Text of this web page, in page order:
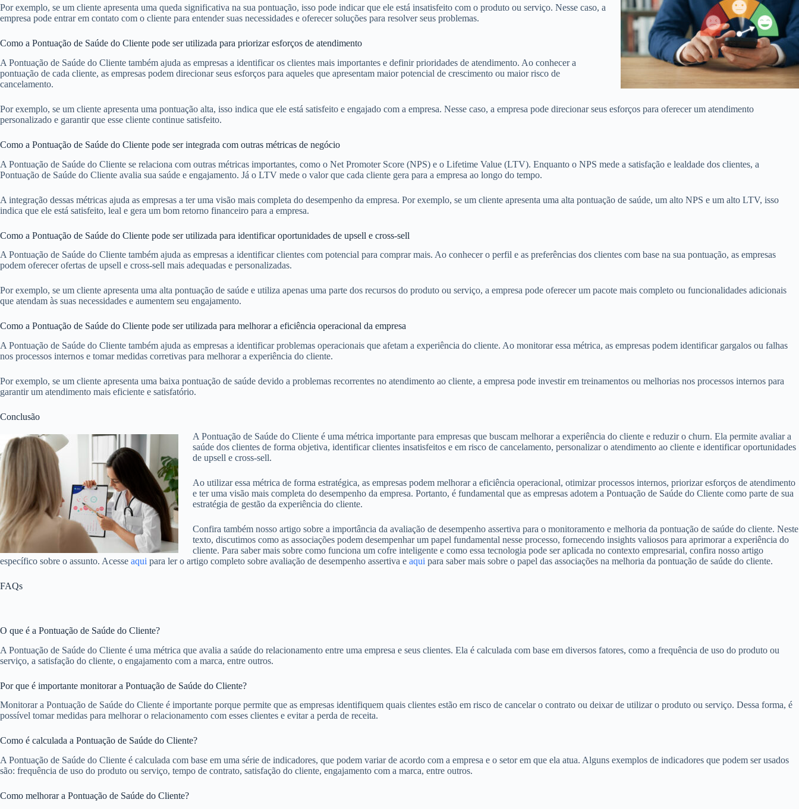
Por exemplo, se um cliente apresenta uma queda significativa na sua pontuação, isso pode indicar que ele está insatisfeito com o produto ou serviço. Nesse caso, a
empresa pode entrar em contato com o cliente para entender suas necessidades e oferecer soluções para resolver seus problemas.
Como a Pontuação de Saúde do Cliente pode ser utilizada para priorizar esforços de atendimento
A Pontuação de Saúde do Cliente também ajuda as empresas a identificar os clientes mais importantes e definir prioridades de atendimento. Ao conhecer a
pontuação de cada cliente, as empresas podem direcionar seus esforços para aqueles que apresentam maior potencial de crescimento ou maior risco de
cancelamento.
Por exemplo, se um cliente apresenta uma pontuação alta, isso indica que ele está satisfeito e engajado com a empresa. Nesse caso, a empresa pode direcionar seus esforços para oferecer um atendimento
personalizado e garantir que esse cliente continue satisfeito.
Como a Pontuação de Saúde do Cliente pode ser integrada com outras métricas de negócio
A Pontuação de Saúde do Cliente se relaciona com outras métricas importantes, como o Net Promoter Score (NPS) e o Lifetime Value (LTV). Enquanto o NPS mede a satisfação e lealdade dos clientes, a
Pontuação de Saúde do Cliente avalia sua saúde e engajamento. Já o LTV mede o valor que cada cliente gera para a empresa ao longo do tempo.
A integração dessas métricas ajuda as empresas a ter uma visão mais completa do desempenho da empresa. Por exemplo, se um cliente apresenta uma alta pontuação de saúde, um alto NPS e um alto LTV, isso
indica que ele está satisfeito, leal e gera um bom retorno financeiro para a empresa.
Como a Pontuação de Saúde do Cliente pode ser utilizada para identificar oportunidades de upsell e cross-sell
A Pontuação de Saúde do Cliente também ajuda as empresas a identificar clientes com potencial para comprar mais. Ao conhecer o perfil e as preferências dos clientes com base na sua pontuação, as empresas
podem oferecer ofertas de upsell e cross-sell mais adequadas e personalizadas.
Por exemplo, se um cliente apresenta uma alta pontuação de saúde e utiliza apenas uma parte dos recursos do produto ou serviço, a empresa pode oferecer um pacote mais completo ou funcionalidades adicionais
que atendam às suas necessidades e aumentem seu engajamento.
Como a Pontuação de Saúde do Cliente pode ser utilizada para melhorar a eficiência operacional da empresa
A Pontuação de Saúde do Cliente também ajuda as empresas a identificar problemas operacionais que afetam a experiência do cliente. Ao monitorar essa métrica, as empresas podem identificar gargalos ou falhas
nos processos internos e tomar medidas corretivas para melhorar a experiência do cliente.
Por exemplo, se um cliente apresenta uma baixa pontuação de saúde devido a problemas recorrentes no atendimento ao cliente, a empresa pode investir em treinamentos ou melhorias nos processos internos para
garantir um atendimento mais eficiente e satisfatório.
Conclusão
A Pontuação de Saúde do Cliente é uma métrica importante para empresas que buscam melhorar a experiência do cliente e reduzir o churn. Ela permite avaliar a
saúde dos clientes de forma objetiva, identificar clientes insatisfeitos e em risco de cancelamento, personalizar o atendimento ao cliente e identificar oportunidades
de upsell e cross-sell.
Ao utilizar essa métrica de forma estratégica, as empresas podem melhorar a eficiência operacional, otimizar processos internos, priorizar esforços de atendimento
e ter uma visão mais completa do desempenho da empresa. Portanto, é fundamental que as empresas adotem a Pontuação de Saúde do Cliente como parte de sua
estratégia de gestão da experiência do cliente.
Confira também nosso artigo sobre a importância da avaliação de desempenho assertiva para o monitoramento e melhoria da pontuação de saúde do cliente. Neste
texto, discutimos como as associações podem desempenhar um papel fundamental nesse processo, fornecendo insights valiosos para aprimorar a experiência do
cliente. Para saber mais sobre como funciona um cofre inteligente e como essa tecnologia pode ser aplicada no contexto empresarial, confira nosso artigo
específico sobre o assunto. Acesse aqui para ler o artigo completo sobre avaliação de desempenho assertiva e aqui para saber mais sobre o papel das associações na melhoria da pontuação de saúde do cliente.
FAQs
O que é a Pontuação de Saúde do Cliente?
A Pontuação de Saúde do Cliente é uma métrica que avalia a saúde do relacionamento entre uma empresa e seus clientes. Ela é calculada com base em diversos fatores, como a frequência de uso do produto ou
serviço, a satisfação do cliente, o engajamento com a marca, entre outros.
Por que é importante monitorar a Pontuação de Saúde do Cliente?
Monitorar a Pontuação de Saúde do Cliente é importante porque permite que as empresas identifiquem quais clientes estão em risco de cancelar o contrato ou deixar de utilizar o produto ou serviço. Dessa forma, é
possível tomar medidas para melhorar o relacionamento com esses clientes e evitar a perda de receita.
Como é calculada a Pontuação de Saúde do Cliente?
A Pontuação de Saúde do Cliente é calculada com base em uma série de indicadores, que podem variar de acordo com a empresa e o setor em que ela atua. Alguns exemplos de indicadores que podem ser usados
são: frequência de uso do produto ou serviço, tempo de contrato, satisfação do cliente, engajamento com a marca, entre outros.
Como melhorar a Pontuação de Saúde do Cliente?